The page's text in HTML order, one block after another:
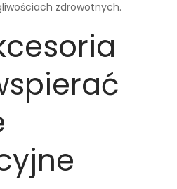
zdrowotnych.